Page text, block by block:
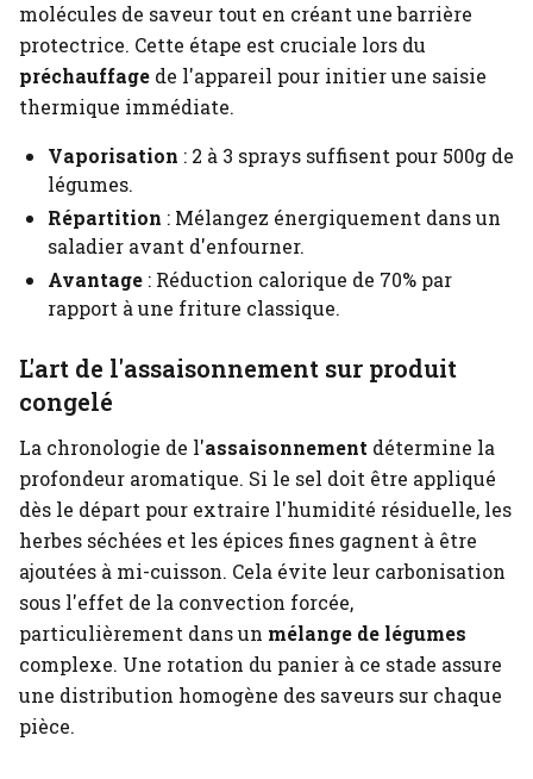
molécules de saveur tout en créant une barrière
protectrice. Cette étape est cruciale lors du
préchauffage de l'appareil pour initier une saisie
thermique immédiate.
Vaporisation : 2 à 3 sprays suffisent pour 500g de
légumes.
Répartition : Mélangez énergiquement dans un
saladier avant d'enfourner.
Avantage : Réduction calorique de 70% par
rapport à une friture classique.
L'art de l'assaisonnement sur produit
congelé
La chronologie de l'assaisonnement détermine la
profondeur aromatique. Si le sel doit être appliqué
dès le départ pour extraire l'humidité résiduelle, les
herbes séchées et les épices fines gagnent à être
ajoutées à mi-cuisson. Cela évite leur carbonisation
sous l'effet de la convection forcée,
particulièrement dans un mélange de légumes
complexe. Une rotation du panier à ce stade assure
une distribution homogène des saveurs sur chaque
pièce.